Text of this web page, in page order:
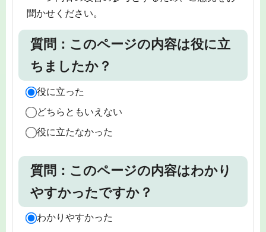
聞かせください。
質問：このページの内容は役に立
ちましたか？
役に立った
どちらともいえない
役に立たなかった
質問：このページの内容はわかり
やすかったですか？
わかりやすかった